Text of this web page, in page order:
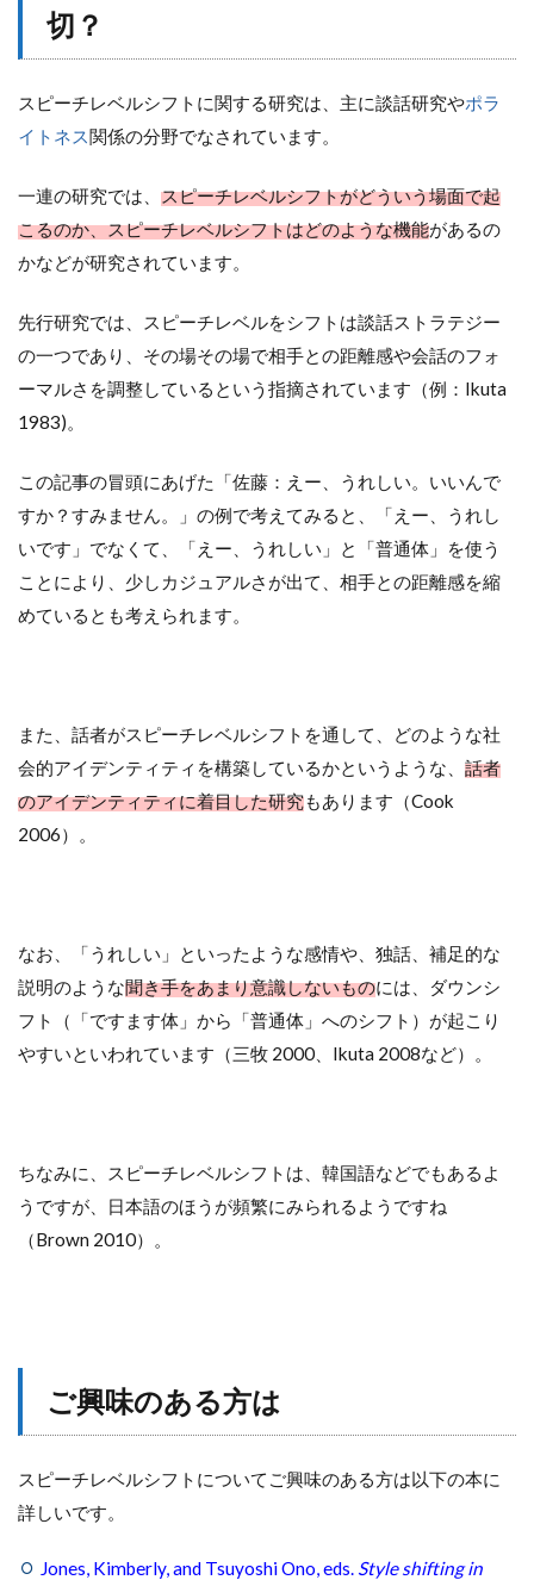
切？
スピーチレベルシフトに関する研究は、主に談話研究やポラ
イトネス関係の分野でなされています。
一連の研究では、 スピーチレベルシフトがどういう場面で起
こるのか、スピーチレベルシフトはどのような機能があるの
かなどが研究されています。
先行研究では、スピーチレベルをシフトは談話ストラテジー
の一つであり、その場その場で相手との距離感や会話のフォ
ーマルさを調整しているという指摘されています（例：Ikuta
1983)。
この記事の冒頭にあげた「佐藤：えー、うれしい。いいんで
すか？すみません。」の例で考えてみると、「えー、うれし
いです」でなくて、「えー、うれしい」と「普通体」を使う
ことにより、少しカジュアルさが出て、相手との距離感を縮
めているとも考えられます。
また、話者がスピーチレベルシフトを通して、どのような社
会的アイデンティティを構築しているかというような、 話者
のアイデンティティに着目した研究もあります（Cook
2006）。
なお、「うれしい」といったような感情や、独話、補足的な
説明のような聞き手をあまり意識しないものには、ダウンシ
フト（「ですます体」から「普通体」へのシフト）が起こり
やすいといわれています（三牧 2000、Ikuta 2008など）。
ちなみに、スピーチレベルシフトは、韓国語などでもあるよ
うですが、日本語のほうが頻繁にみられるようですね
（Brown 2010）。
ご興味のある方は
スピーチレベルシフトについてご興味のある方は以下の本に
詳しいです。
Jones, Kimberly, and Tsuyoshi Ono, eds. Style shifting in